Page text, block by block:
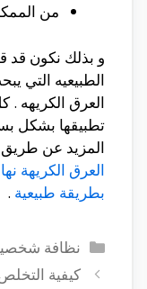
من
و بذلك نكون قد
الطبيعيه التي
العرق الكريهه .
تطبيقها بشكل
المزيد عن طريق
العرق الكريهة
بطريقة طبيعية .
التصنيفات
نظافة
كيفية